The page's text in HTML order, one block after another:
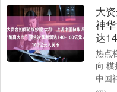
大
神
达
热点
向
中国